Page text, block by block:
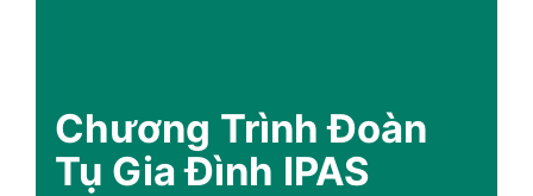
Chương Trình Đoàn
Tụ Gia Đình IPAS